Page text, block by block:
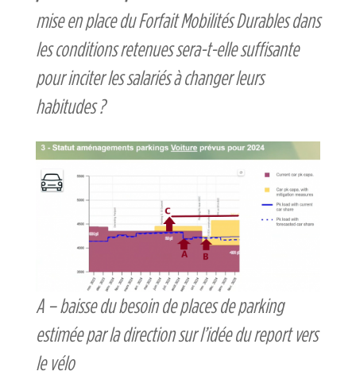
mise en place du Forfait Mobilités Durables dans
les conditions retenues sera-t-elle suffisante
pour inciter les salariés à changer leurs
habitudes ?
A – baisse du besoin de places de parking
estimée par la direction sur l’idée du report vers
le vélo